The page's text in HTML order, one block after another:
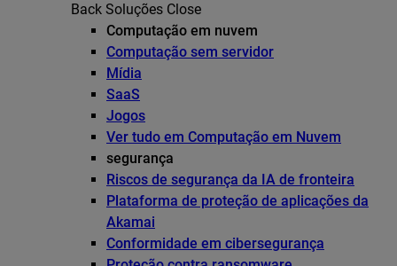
Back Soluções Close
Computação em nuvem
Computação sem servidor
Mídia
SaaS
Jogos
Ver tudo em Computação em Nuvem
segurança
Riscos de segurança da IA de fronteira
Plataforma de proteção de aplicações da
Akamai
Conformidade em cibersegurança